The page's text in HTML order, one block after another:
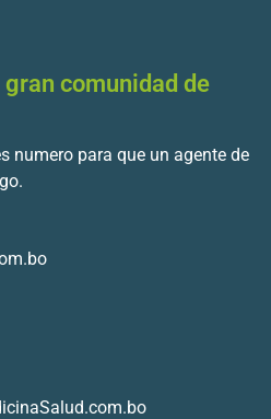
comunidad de
numero para que un agente de